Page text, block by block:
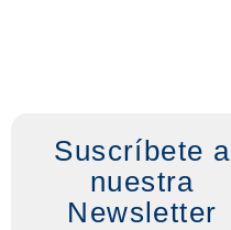
Suscríbete a
nuestra
Newsletter